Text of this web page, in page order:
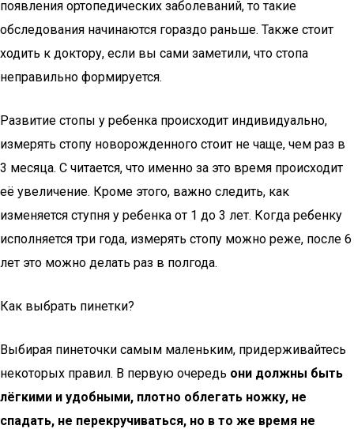
появления ортопедических заболеваний, то такие
обследования начинаются гораздо раньше. Также стоит
ходить к доктору, если вы сами заметили, что стопа
неправильно формируется.
Развитие стопы у ребенка происходит индивидуально,
измерять стопу новорожденного стоит не чаще, чем раз в
3 месяца. С читается, что именно за это время происходит
её увеличение. Кроме этого, важно следить, как
изменяется ступня у ребенка от 1 до 3 лет. Когда ребенку
исполняется три года, измерять стопу можно реже, после 6
лет это можно делать раз в полгода.
Как выбрать пинетки?
Выбирая пинеточки самым маленьким, придерживайтесь
некоторых правил. В первую очередь они должны быть
лёгкими и удобными, плотно облегать ножку, не
спадать, не перекручиваться, но в то же время не